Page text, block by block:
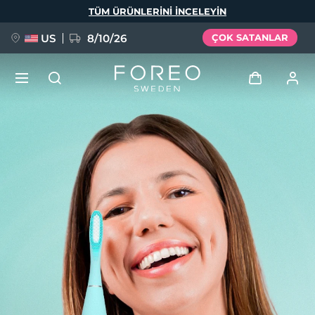
TÜM ÜRÜNLERINI INCELEYIN
US 8/10/26 ÇOK SATANLAR
Kullanici profi̇li̇
Cihazlarım
Siparişlerim
Adresim
Aboneliklerim
FAQ™ Pure Beauty-Tech Elixir
BREAKING NEWS
issa™ Teeth Whitening Set
Dil Seçimi
Deutsch
Español
Français
Italiano
Português
Svenska
Русский
简体中文 繁體中文